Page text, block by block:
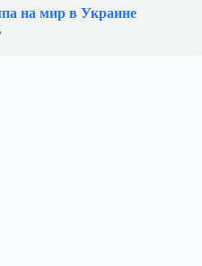
на мир в Украине